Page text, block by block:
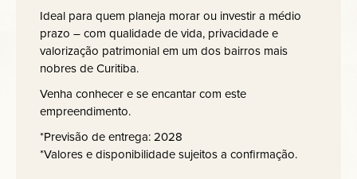
Ideal para quem planeja morar ou investir a médio
prazo – com qualidade de vida, privacidade e
valorização patrimonial em um dos bairros mais
nobres de Curitiba.
Venha conhecer e se encantar com este
empreendimento.
*Previsão de entrega: 2028
*Valores e disponibilidade sujeitos a confirmação.